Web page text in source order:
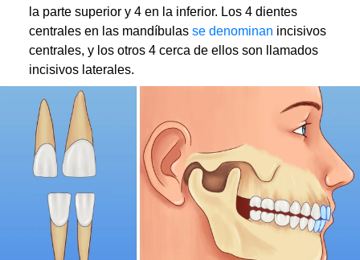
la parte superior y 4 en la inferior. Los 4 dientes
centrales en las mandíbulas se denominan incisivos
centrales, y los otros 4 cerca de ellos son llamados
incisivos laterales.